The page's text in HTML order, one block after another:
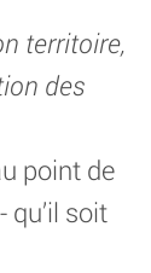
territoire,
des
point de
soit